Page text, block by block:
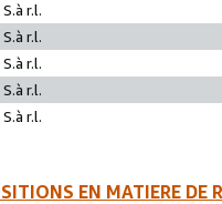
r.l.
r.l.
r.l.
r.l.
r.l.
EN MATIERE DE